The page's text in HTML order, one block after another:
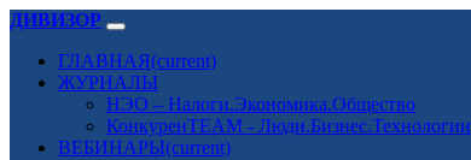
ДИВИЗОР
ГЛАВНАЯ(current)
ЖУРНАЛЫ
НЭО – Налоги.Экономика.Общество
КонкуренTEAM - Люди.Бизнес.Технологии
ВЕБИНАРЫ(current)